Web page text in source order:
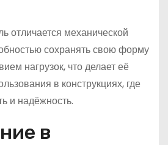
отличается механической
сохранять свою форму
нагрузок, что делает её
в конструкциях, где
и надёжность.
в